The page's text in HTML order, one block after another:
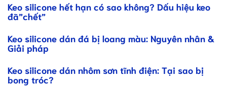
Keo silicone hết hạn có sao không? Dấu hiệu keo
đã”chết”
Keo silicone dán đá bị loang màu: Nguyên nhân &
Giải pháp
Keo silicone dán nhôm sơn tĩnh điện: Tại sao bị
bong tróc?